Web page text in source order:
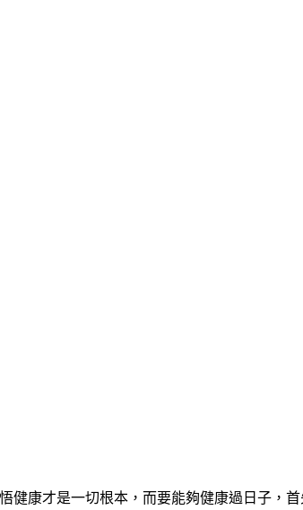
康才是一切根本，而要能夠健康過日子，